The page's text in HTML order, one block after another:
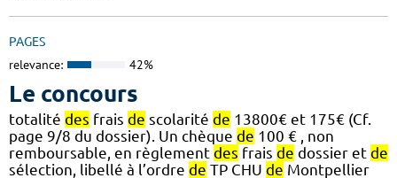
PAGES
relevance: 42%
Le concours
totalité des frais de scolarité de 13800€ et 175€ (Cf.
page 9/8 du dossier). Un chèque de 100 € , non
remboursable, en règlement des frais de dossier et de
sélection, libellé à l’ordre de TP CHU de Montpellier